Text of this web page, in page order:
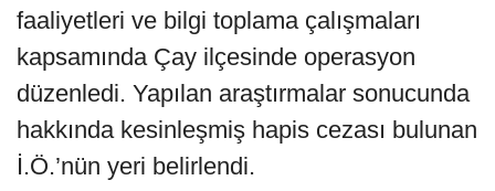
faaliyetleri ve bilgi toplama çalışmaları
kapsamında Çay ilçesinde operasyon
düzenledi. Yapılan araştırmalar sonucunda
hakkında kesinleşmiş hapis cezası bulunan
İ.Ö.’nün yeri belirlendi.